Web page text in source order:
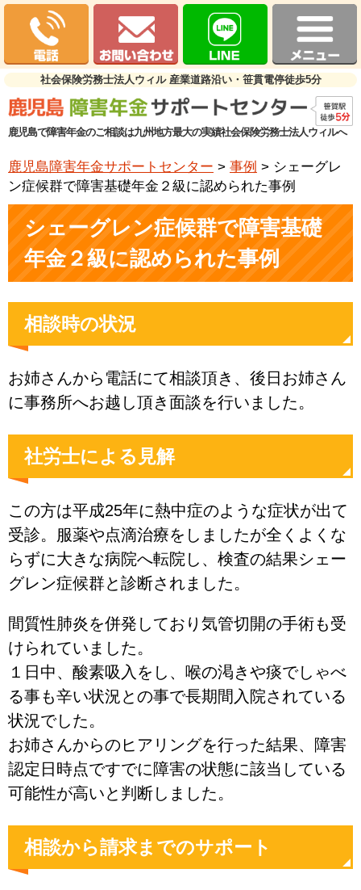
社会保険労務士法人ウィル 産業道路沿い・笹貫電停徒歩5分
鹿児島で障害年金のご相談は九州地方最大の実績社会保険労務士法人ウィルへ
鹿児島障害年金サポートセンター > 事例 > シェーグレ
ン症候群で障害基礎年金２級に認められた事例
シェーグレン症候群で障害基礎
年金２級に認められた事例
相談時の状況
お姉さんから電話にて相談頂き、後日お姉さん
に事務所へお越し頂き面談を行いました。
社労士による見解
この方は平成25年に熱中症のような症状が出て
受診。服薬や点滴治療をしましたが全くよくな
らずに大きな病院へ転院し、検査の結果シェー
グレン症候群と診断されました。
間質性肺炎を併発しており気管切開の手術も受
けられていました。
１日中、酸素吸入をし、喉の渇きや痰でしゃべ
る事も辛い状況との事で長期間入院されている
状況でした。
お姉さんからのヒアリングを行った結果、障害
認定日時点ですでに障害の状態に該当している
可能性が高いと判断しました。
相談から請求までのサポート